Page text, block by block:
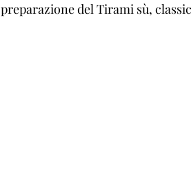
preparazione del Tirami sù,